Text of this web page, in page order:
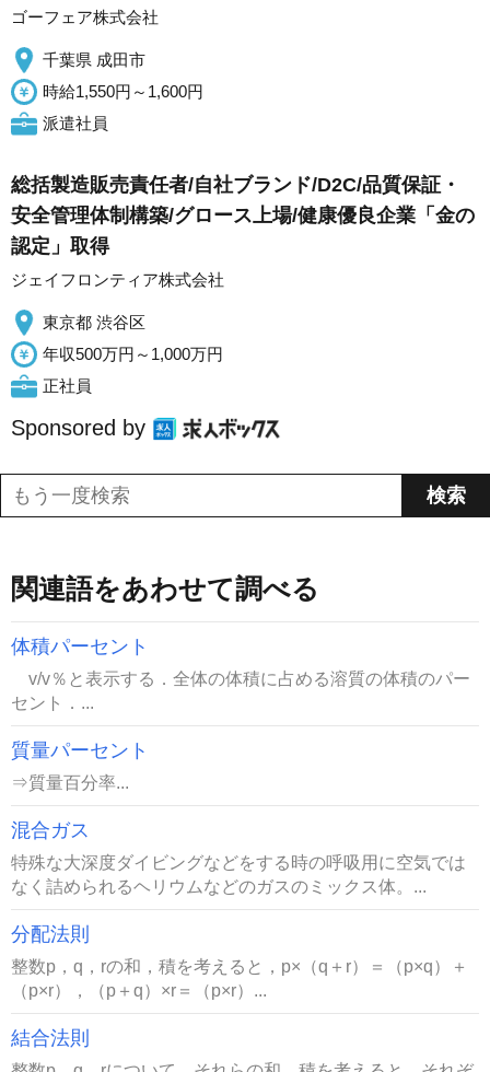
ゴーフェア株式会社
千葉県 成田市
時給1,550円～1,600円
派遣社員
総括製造販売責任者/自社ブランド/D2C/品質保証・
安全管理体制構築/グロース上場/健康優良企業「金の
認定」取得
ジェイフロンティア株式会社
東京都 渋谷区
年収500万円～1,000万円
正社員
Sponsored by
関連語をあわせて調べる
体積パーセント
v/v％と表示する．全体の体積に占める溶質の体積のパー
セント．...
質量パーセント
⇒質量百分率...
混合ガス
特殊な大深度ダイビングなどをする時の呼吸用に空気では
なく詰められるヘリウムなどのガスのミックス体。...
分配法則
整数p，q，rの和，積を考えると，p×（q＋r）＝（p×q）＋
（p×r），（p＋q）×r＝（p×r）...
結合法則